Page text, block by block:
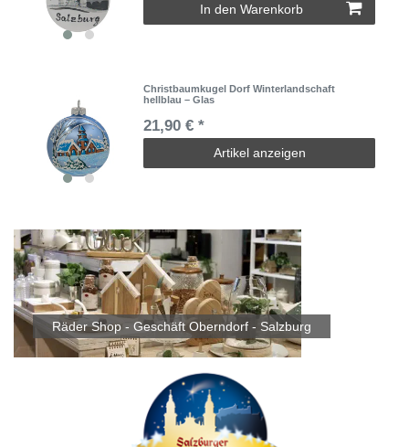
In den Warenkorb
Christbaumkugel Dorf Winterlandschaft
hellblau – Glas
21,90 € *
Artikel anzeigen
Räder Shop - Geschäft Oberndorf - Salzburg